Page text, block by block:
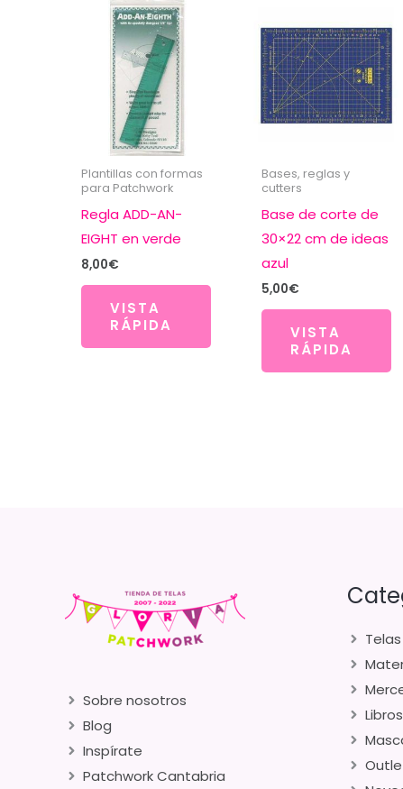
Plantillas con formas
para Patchwork
Regla ADD-AN-
EIGHT en verde
8,00€
VISTA
RÁPIDA
Bases, reglas y
cutters
Base de corte de
30×22 cm de ideas
azul
5,00€
VISTA
RÁPIDA
Sobre nosotros
Blog
Inspírate
Patchwork Cantabria
Telas